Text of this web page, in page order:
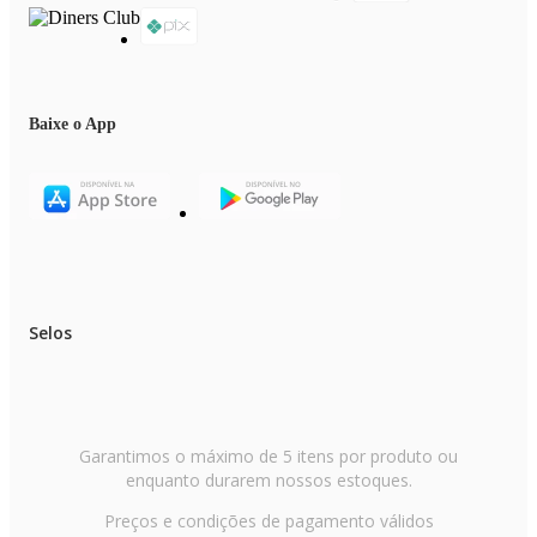
Baixe o App
Selos
Garantimos o máximo de 5 itens por produto ou
enquanto durarem nossos estoques.
Preços e condições de pagamento válidos